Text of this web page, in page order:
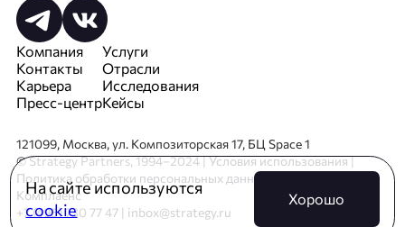
На сайте используются
cookie
Хорошо
Компания
Контакты
Карьера
Пресс-центр
Услуги
Отрасли
Исследования
Кейсы
121099, Москва, ул. Композиторская 17, БЦ Space 1
© Strategy Partners, 1994–2024 |Условия использования|
Политика обработки персональных данных
Комплаенс
+7 (495) 730 77 47 | inbox@strategy.ru